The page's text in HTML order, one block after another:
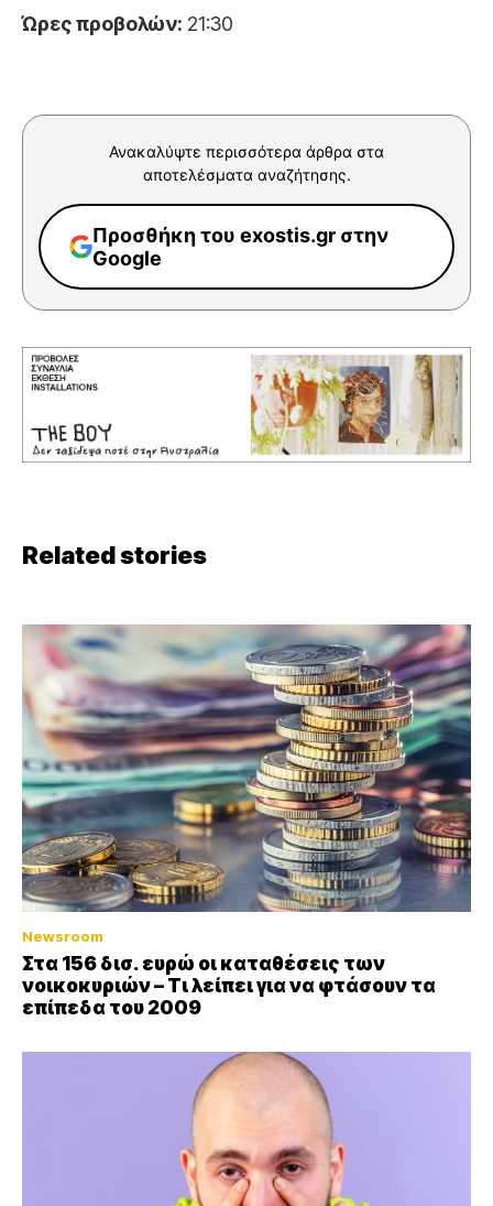
Ώρες προβολών: 21:30
Ανακαλύψτε περισσότερα άρθρα στα
αποτελέσματα αναζήτησης.
Προσθήκη του exostis.gr στην
Google
Related stories
Newsroom
Στα 156 δισ. ευρώ οι καταθέσεις των
νοικοκυριών – Τι λείπει για να φτάσουν τα
επίπεδα του 2009